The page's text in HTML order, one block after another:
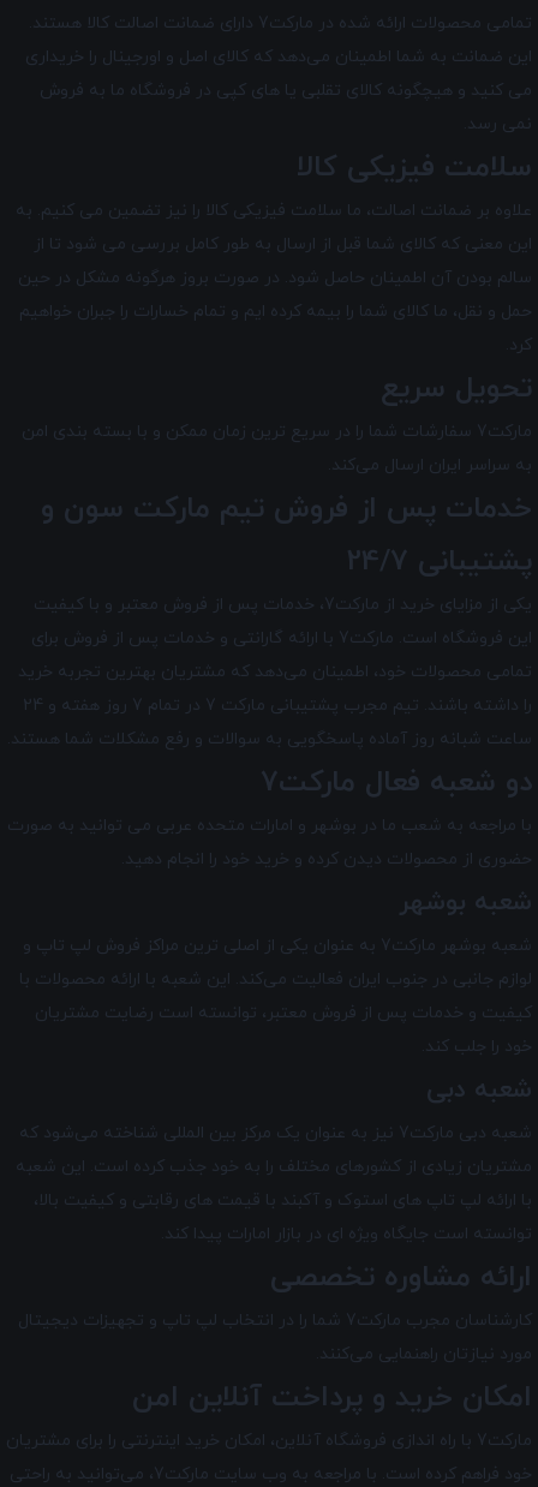
تمامی محصولات ارائه شده در مارکت7
دارای ضمانت اصالت کالا هستند.
این ضمانت به شما اطمینان می‌دهد که کالای اصل و اورجینال را خریداری
می کنید و هیچگونه کالای تقلبی یا های کپی در فروشگاه ما به فروش
نمی رسد.
سلامت فیزیکی کالا
علاوه بر ضمانت اصالت، ما سلامت فیزیکی کالا را نیز تضمین می‌ کنیم. به
این معنی که کالای شما قبل از ارسال به طور کامل بررسی می شود تا از
سالم بودن آن اطمینان حاصل شود. در صورت بروز هرگونه مشکل در حین
حمل و نقل، ما کالای شما را بیمه کرده ایم و تمام خسارات را جبران خواهیم
کرد.
تحویل سریع
مارکت7 سفارشات شما را در سریع ترین زمان ممکن و با بسته بندی امن
به سراسر ایران ارسال می‌کند.
خدمات پس از فروش تیم مارکت سون و
پشتیبانی 24/7
یکی از مزایای خرید از مارکت7، خدمات پس از فروش معتبر و با کیفیت
این فروشگاه است. مارکت7 با ارائه گارانتی و خدمات پس از فروش برای
تمامی محصولات خود، اطمینان می‌دهد که مشتریان بهترین تجربه خرید
را داشته باشند. تیم مجرب پشتیبانی مارکت 7 در تمام 7 روز هفته و 24
ساعت شبانه ‌روز آماده پاسخگویی به سوالات و رفع مشکلات شما هستند.
دو شعبه فعال مارکت7
با مراجعه به شعب ما در بوشهر و امارات متحده عربی می توانید به صورت
حضوری از محصولات دیدن کرده و خرید خود را انجام دهید.
شعبه بوشهر
شعبه بوشهر مارکت7 به عنوان یکی از اصلی ترین مراکز فروش لپ تاپ و
لوازم جانبی در جنوب ایران فعالیت می‌کند. این شعبه با ارائه محصولات با
کیفیت و خدمات پس از فروش معتبر، توانسته است رضایت مشتریان
خود را جلب کند.
شعبه دبی
شعبه دبی مارکت7 نیز به عنوان یک مرکز بین‌ المللی شناخته می‌شود که
مشتریان زیادی از کشورهای مختلف را به خود جذب کرده است. این شعبه
با ارائه لپ تاپ های استوک و آکبند با قیمت های رقابتی و کیفیت بالا،
توانسته است جایگاه ویژه ای در بازار امارات پیدا کند.
ارائه مشاوره تخصصی
کارشناسان مجرب مارکت7 شما را در انتخاب لپ ‌تاپ و تجهیزات دیجیتال
مورد نیازتان راهنمایی می‌کنند.
امکان خرید و پرداخت آنلاین امن
مارکت7 با راه ‌اندازی فروشگاه آنلاین، امکان خرید اینترنتی را برای مشتریان
خود فراهم کرده است. با مراجعه به وب سایت مارکت7، می‌توانید به راحتی